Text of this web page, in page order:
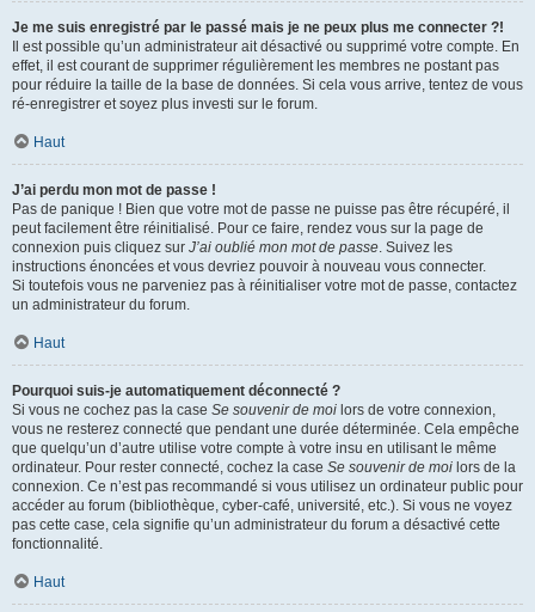
Je me suis enregistré par le passé mais je ne peux plus me connecter ?!
Il est possible qu’un administrateur ait désactivé ou supprimé votre compte. En
effet, il est courant de supprimer régulièrement les membres ne postant pas
pour réduire la taille de la base de données. Si cela vous arrive, tentez de vous
ré-enregistrer et soyez plus investi sur le forum.
Haut
J’ai perdu mon mot de passe !
Pas de panique ! Bien que votre mot de passe ne puisse pas être récupéré, il
peut facilement être réinitialisé. Pour ce faire, rendez vous sur la page de
connexion puis cliquez sur J’ai oublié mon mot de passe. Suivez les
instructions énoncées et vous devriez pouvoir à nouveau vous connecter.
Si toutefois vous ne parveniez pas à réinitialiser votre mot de passe, contactez
un administrateur du forum.
Haut
Pourquoi suis-je automatiquement déconnecté ?
Si vous ne cochez pas la case Se souvenir de moi lors de votre connexion,
vous ne resterez connecté que pendant une durée déterminée. Cela empêche
que quelqu’un d’autre utilise votre compte à votre insu en utilisant le même
ordinateur. Pour rester connecté, cochez la case Se souvenir de moi lors de la
connexion. Ce n’est pas recommandé si vous utilisez un ordinateur public pour
accéder au forum (bibliothèque, cyber-café, université, etc.). Si vous ne voyez
pas cette case, cela signifie qu’un administrateur du forum a désactivé cette
fonctionnalité.
Haut